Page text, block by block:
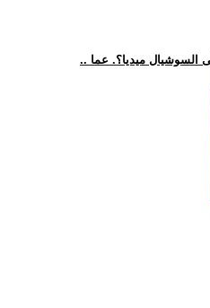
السوشيال ميديا؟. عما